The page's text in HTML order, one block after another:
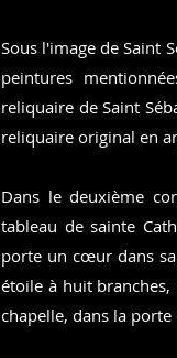
Sous l'image de Saint
peintures
reliquaire de Saint
reliquaire original en
Dans le deuxième
tableau de sainte
porte un cœur dans
étoile à huit
chapelle, dans la